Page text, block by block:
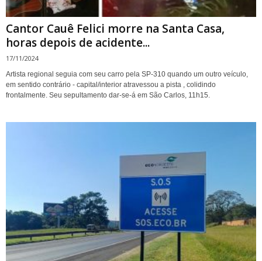
Cantor Cauê Felici morre na Santa Casa,
horas depois de acidente...
17/11/2024
Artista regional seguia com seu carro pela SP-310 quando um outro veículo,
em sentido contrário - capital/interior atravessou a pista , colidindo
frontalmente. Seu sepultamento dar-se-á em São Carlos, 11h15.